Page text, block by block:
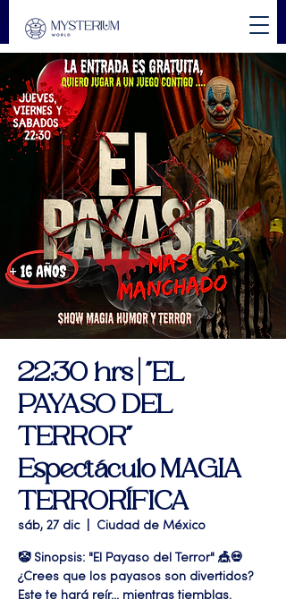
22:30 hrs | "EL
PAYASO DEL
TERROR"
Espectáculo MAGIA
TERRORÍFICA
sáb, 27 dic
  |
Ciudad de México
🤡 Sinopsis: "El Payaso del Terror" 🎪💀
¿Crees que los payasos son divertidos?
Este te hará reír... mientras tiemblas.